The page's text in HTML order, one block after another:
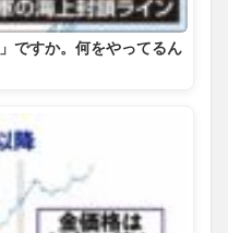
ですか。何をやってるん